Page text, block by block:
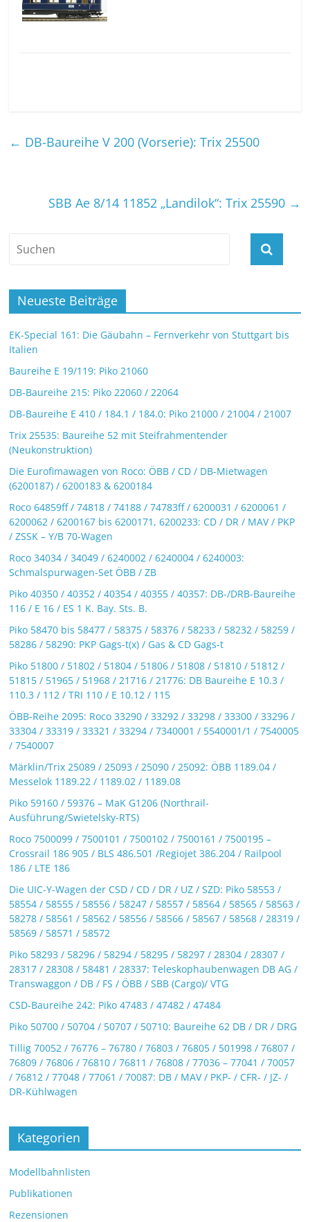
← DB-Baureihe V 200 (Vorserie): Trix 25500
SBB Ae 8/14 11852 „Landilok“: Trix 25590 →
Neueste Beiträge
EK-Special 161: Die Gäubahn – Fernverkehr von Stuttgart bis
Italien
Baureihe E 19/119: Piko 21060
DB-Baureihe 215: Piko 22060 / 22064
DB-Baureihe E 410 / 184.1 / 184.0: Piko 21000 / 21004 / 21007
Trix 25535: Baureihe 52 mit Steifrahmentender
(Neukonstruktion)
Die Eurofimawagen von Roco: ÖBB / CD / DB-Mietwagen
(6200187) / 6200183 & 6200184
Roco 64859ff / 74818 / 74188 / 74783ff / 6200031 / 6200061 /
6200062 / 6200167 bis 6200171, 6200233: CD / DR / MAV / PKP
/ ZSSK – Y/B 70-Wagen
Roco 34034 / 34049 / 6240002 / 6240004 / 6240003:
Schmalspurwagen-Set ÖBB / ZB
Piko 40350 / 40352 / 40354 / 40355 / 40357: DB-/DRB-Baureihe
116 / E 16 / ES 1 K. Bay. Sts. B.
Piko 58470 bis 58477 / 58375 / 58376 / 58233 / 58232 / 58259 /
58286 / 58290: PKP Gags-t(x) / Gas & CD Gags-t
Piko 51800 / 51802 / 51804 / 51806 / 51808 / 51810 / 51812 /
51815 / 51965 / 51968 / 21716 / 21776: DB Baureihe E 10.3 /
110.3 / 112 / TRI 110 / E 10.12 / 115
ÖBB-Reihe 2095: Roco 33290 / 33292 / 33298 / 33300 / 33296 /
33304 / 33319 / 33321 / 33294 / 7340001 / 5540001/1 / 7540005
/ 7540007
Märklin/Trix 25089 / 25093 / 25090 / 25092: ÖBB 1189.04 /
Messelok 1189.22 / 1189.02 / 1189.08
Piko 59160 / 59376 – MaK G1206 (Northrail-
Ausführung/Swietelsky-RTS)
Roco 7500099 / 7500101 / 7500102 / 7500161 / 7500195 –
Crossrail 186 905 / BLS 486.501 /Regiojet 386.204 / Railpool
186 / LTE 186
Die UIC-Y-Wagen der CSD / CD / DR / UZ / SZD: Piko 58553 /
58554 / 58555 / 58556 / 58247 / 58557 / 58564 / 58565 / 58563 /
58278 / 58561 / 58562 / 58556 / 58566 / 58567 / 58568 / 28319 /
58569 / 58571 / 58572
Piko 58293 / 58296 / 58294 / 58295 / 58297 / 28304 / 28307 /
28317 / 28308 / 58481 / 28337: Teleskophaubenwagen DB AG /
Transwaggon / DB / FS / ÖBB / SBB (Cargo)/ VTG
CSD-Baureihe 242: Piko 47483 / 47482 / 47484
Piko 50700 / 50704 / 50707 / 50710: Baureihe 62 DB / DR / DRG
Tillig 70052 / 76776 – 76780 / 76803 / 76805 / 501998 / 76807 /
76809 / 76806 / 76810 / 76811 / 76808 / 77036 – 77041 / 70057
/ 76812 / 77048 / 77061 / 70087: DB / MAV / PKP- / CFR- / JZ- /
DR-Kühlwagen
Kategorien
Modellbahnlisten
Publikationen
Rezensionen